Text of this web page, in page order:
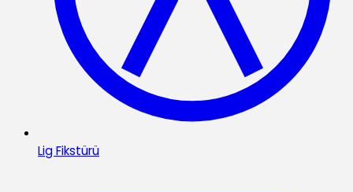
Lig Fikstürü